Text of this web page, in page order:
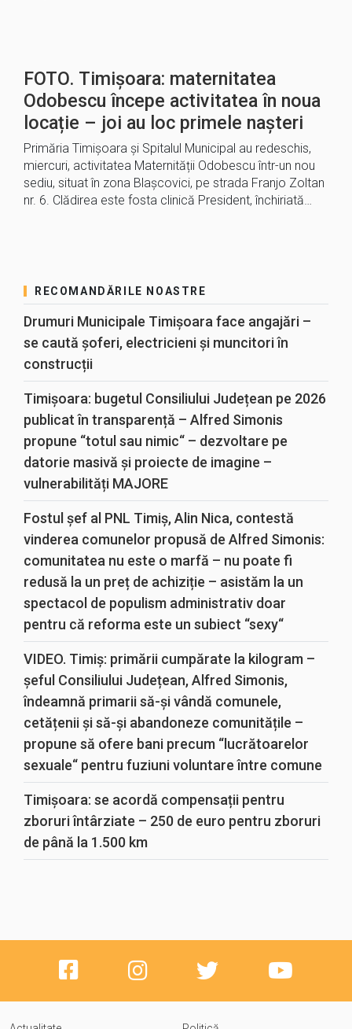
FOTO. Timișoara: maternitatea
Odobescu începe activitatea în noua
locație – joi au loc primele nașteri
Primăria Timișoara și Spitalul Municipal au redeschis,
miercuri, activitatea Maternității Odobescu într-un nou
sediu, situat în zona Blașcovici, pe strada Franjo Zoltan
nr. 6. Clădirea este fosta clinică President, închiriată…
RECOMANDĂRILE NOASTRE
Drumuri Municipale Timișoara face angajări –
se caută șoferi, electricieni și muncitori în
construcții
Timișoara: bugetul Consiliului Județean pe 2026
publicat în transparență – Alfred Simonis
propune “totul sau nimic“ – dezvoltare pe
datorie masivă și proiecte de imagine –
vulnerabilități MAJORE
Fostul șef al PNL Timiș, Alin Nica, contestă
vinderea comunelor propusă de Alfred Simonis:
comunitatea nu este o marfă – nu poate fi
redusă la un preț de achiziție – asistăm la un
spectacol de populism administrativ doar
pentru că reforma este un subiect “sexy“
VIDEO. Timiș: primării cumpărate la kilogram –
șeful Consiliului Județean, Alfred Simonis,
îndeamnă primarii să-și vândă comunele,
cetățenii și să-și abandoneze comunitățile –
propune să ofere bani precum “lucrătoarelor
sexuale“ pentru fuziuni voluntare între comune
Timișoara: se acordă compensații pentru
zboruri întârziate – 250 de euro pentru zboruri
de până la 1.500 km